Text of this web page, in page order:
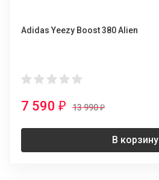
Adidas Yeezy Boost 380 Alien
7 590 ₽ 13 990₽
В корзину